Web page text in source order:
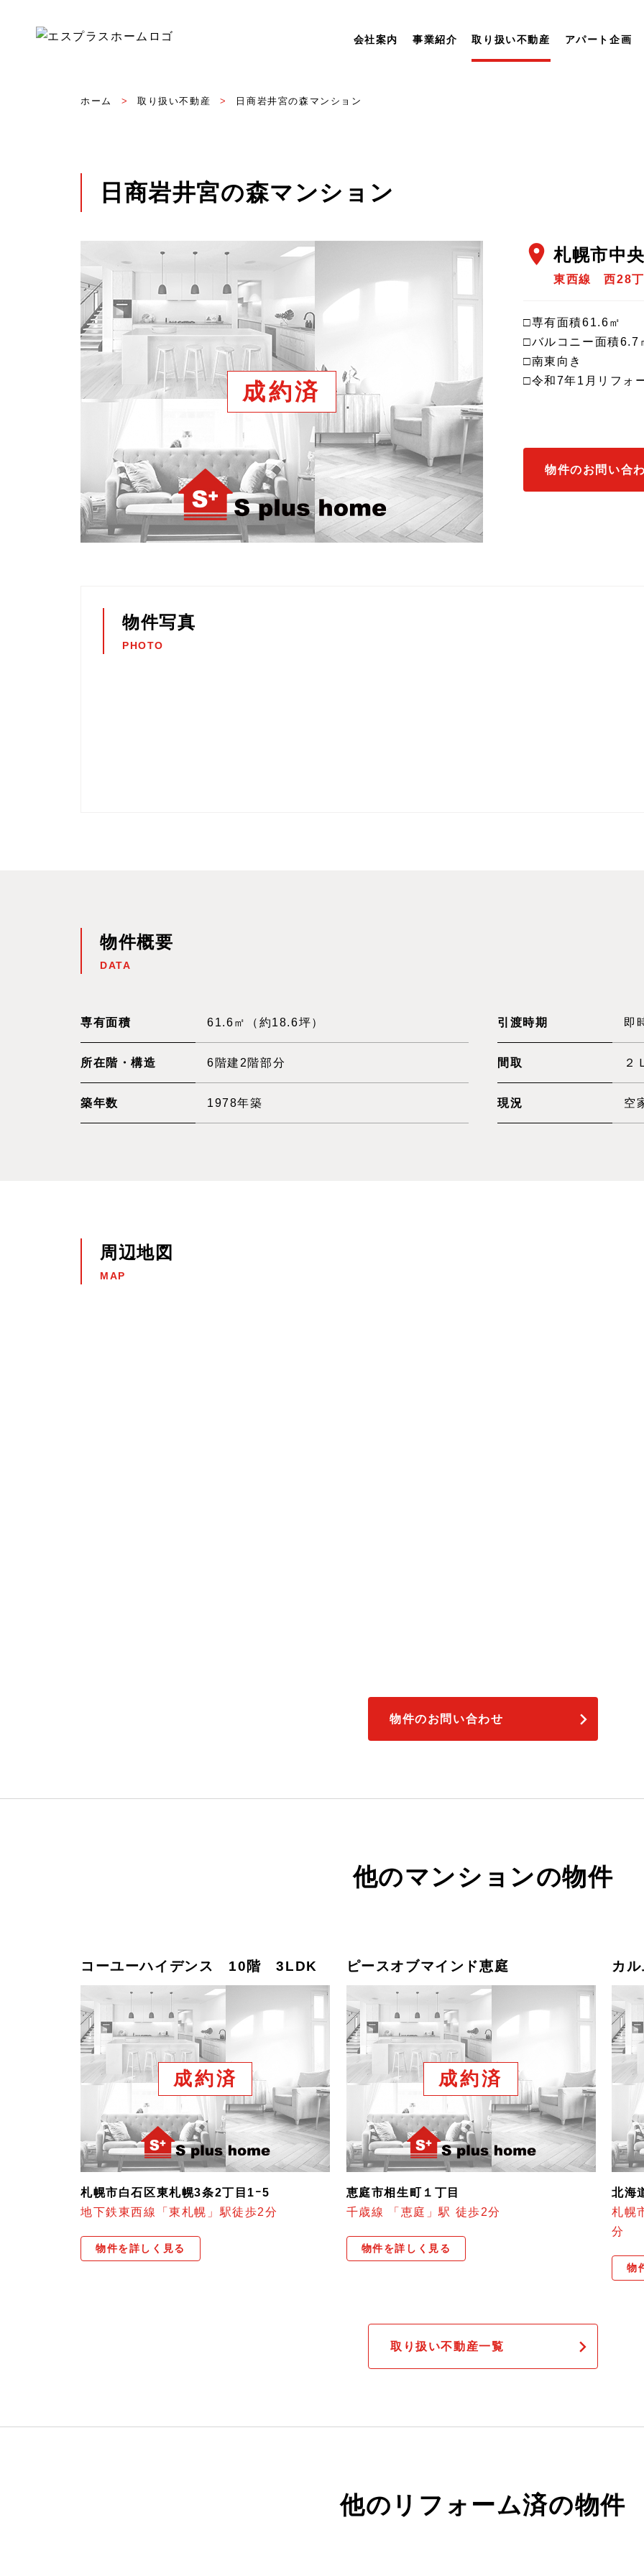
会社案内 事業紹介 取り扱い不動産 アパート企画
ホーム 取り扱い不動産 日商岩井宮の森マンション
日商岩井宮の森マンション
成約済
location_on 札幌市中
東西線 西28
□専有面積61.6㎡
□バルコニー面積6.7
□南東向き
□令和7年1月リフォ
物件のお問い合
物件写真
PHOTO
物件概要
DATA
専有面積 61.6㎡（約18.6坪）
所在階・構造 6階建2階部分
築年数 1978年築
引渡時期 即
間取 ２
現況 空
周辺地図
MAP
物件のお問い合わせ
他のマンションの物件
コーユーハイデンス 10階 3LDK
成約済
札幌市白石区東札幌3条2丁目1ｰ5
地下鉄東西線「東札幌」駅徒歩2分
物件を詳しく見る
ピースオブマインド恵庭
成約済
恵庭市相生町１丁目
千歳線 「恵庭」駅 徒歩2分
物件を詳しく見る
カ
北海
札幌
分
物
取り扱い不動産一覧
他のリフォーム済の物件